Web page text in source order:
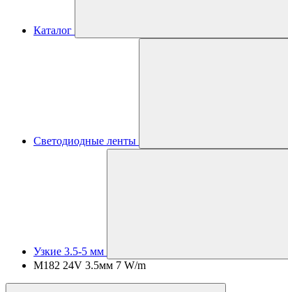
Каталог
Светодиодные ленты
Узкие 3.5-5 мм
M182 24V 3.5мм 7 W/m